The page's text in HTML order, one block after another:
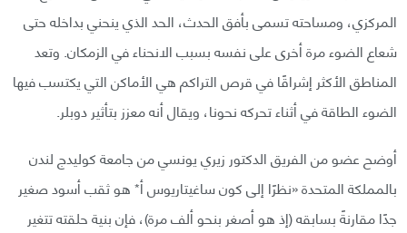
المركزي، ومساحته تسمى بأفق الحدث، الحد الذي ينحني بداخله حتى
شعاع الضوء مرة أخرى على نفسه بسبب الانحناء في الزمكان. وتعد
المناطق الأكثر إشراقًا في قرص التراكم هي الأماكن التي يكتسب فيها
الضوء الطاقة في أثناء تحركه نحونا، ويقال أنه معزز بتأثير دوبلر.
أوضح عضو من الفريق الدكتور زيري يونسي من جامعة كوليدج لندن
بالمملكة المتحدة «نظرًا إلى كون ساغيتاريوس أ* هو ثقب أسود صغير
جدًا مقارنةً بسابقه (إذ هو أصغر بنحو ألف مرة)، فإن بنية حلقته تتغير